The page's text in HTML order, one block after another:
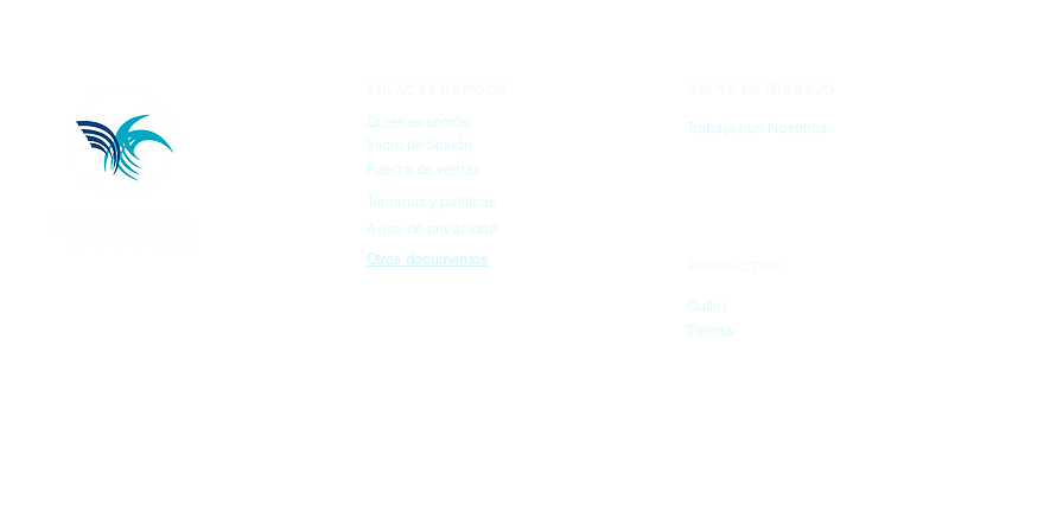
Quienes somos
Inicio de Sesión
Fuerza de ventas
Términos y políticas
Aviso de privacidad
Otros documentos
Trabaja con Nosotros
Outlet
Tienda